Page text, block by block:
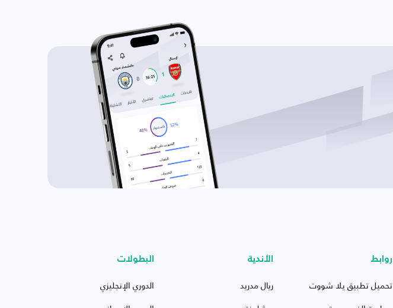
روابط
تحميل تطبيق يلا شووت
الأندية
ريال مدريد
البطولات
الدوري الإنجليزي